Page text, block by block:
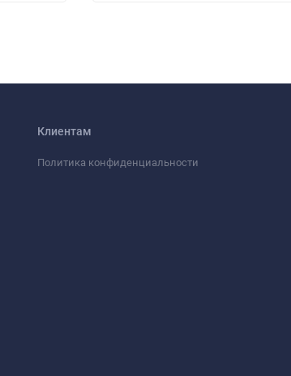
Клиентам
Политика конфиденциальности